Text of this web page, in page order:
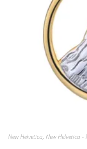
New Helvetica,New Helvetica -